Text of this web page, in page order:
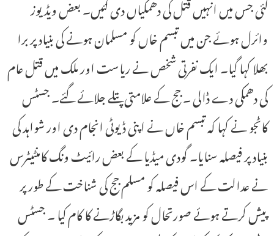
گئی جس میں انہیں قتل کی دھمکیاں دی گئیں۔ بعض ویڈیوز
وائرل ہوئے جن میں تبسم خاں کو مسلمان ہونے کی بنیاد پر برا
بھلا کہا گیا۔ ایک نفرتی شخص نے ریاست اور ملک میں قتل عام
کی دھمکی دے ڈالی ۔ جج کے علامتی پتلے جلائے گئے۔ جسٹس
کاٹجو نے کہا کہ تبسم خاں نے اپنی ڈیوٹی انجام دی اور شواہد کی
بنیاد پر فیصلہ سنایا۔ گودی میڈیا کے بعض رائیٹ ونگ کامنٹیٹرس
نے عدالت کے اس فیصلہ کو مسلم جج کی شناخت کے طور پر
پیش کرتے ہوئے صورتحال کو مزید بگاڑنے کا کام کیا ۔ جسٹس